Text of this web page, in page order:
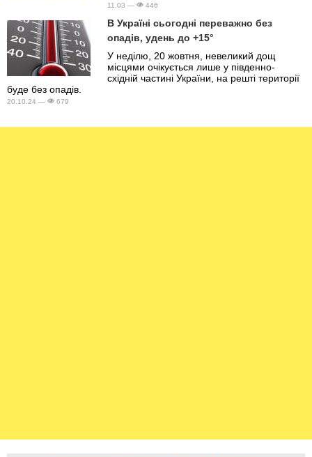
11.03 — 446
В Україні сьогодні переважно без
опадів, удень до +15°
У неділю, 20 жовтня, невеликий дощ
місцями очікується лише у південно-
східній частині України, на решті території
буде без опадів.
20.10.24 — 679